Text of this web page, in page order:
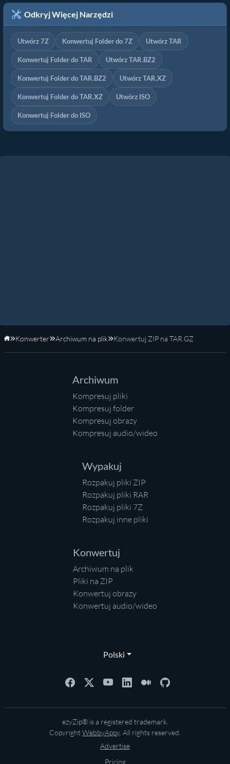
Odkryj Więcej Narzędzi
Utwórz 7Z Konwertuj Folder do 7Z Utwórz TAR
Konwertuj Folder do TAR Utwórz TAR.BZ2
Konwertuj Folder do TAR.BZ2 Utwórz TAR.XZ
Konwertuj Folder do TAR.XZ Utwórz ISO
Konwertuj Folder do ISO
Strona główna
Konwerter Archiwum na plik Konwertuj ZIP na TAR.GZ
Archiwum
Kompresuj pliki
Kompresuj folder
Kompresuj obrazy
Kompresuj audio/wideo
Wypakuj
Rozpakuj pliki ZIP
Rozpakuj pliki RAR
Rozpakuj pliki 7Z
Rozpakuj inne pliki
Konwertuj
Archiwum na plik
Pliki na ZIP
Konwertuj obrazy
Konwertuj audio/wideo
Polski
ezyZip® is a registered trademark.
CopyrightWebbyAppy. All rights reserved.
Advertise
Pricing